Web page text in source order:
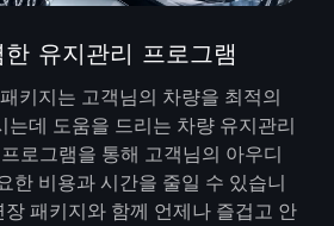
유지관리 프로그램
키지는 고객님의 차량을 최적의
는데 도움을 드리는 차량 유지관리
로그램을 통해 고객님의 아우디
한 비용과 시간을 줄일 수 있습니
패키지와 함께 언제나 즐겁고 안